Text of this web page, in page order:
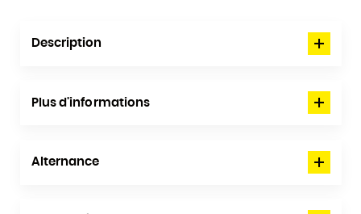
Description
Plus d'informations
Alternance